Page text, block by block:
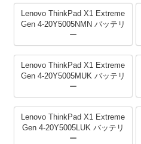
Lenovo ThinkPad X1 Extreme
Gen 4-20Y5005NMN バッテリ
ー
Lenovo ThinkPad X1 Extreme
Gen 4-20Y5005MUK バッテリ
ー
Lenovo ThinkPad X1 Extreme
Gen 4-20Y5005LUK バッテリ
ー